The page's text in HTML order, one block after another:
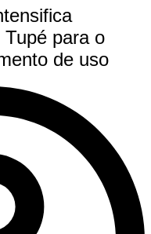
para o
de uso